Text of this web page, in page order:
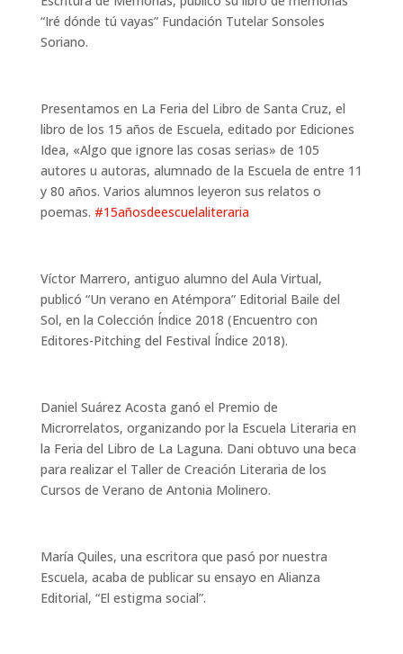
“Iré dónde tú vayas” Fundación Tutelar Sonsoles
Soriano.
Presentamos en La Feria del Libro de Santa Cruz, el
libro de los 15 años de Escuela, editado por Ediciones
Idea, «Algo que ignore las cosas serias» de 105
autores u autoras, alumnado de la Escuela de entre 11
y 80 años. Varios alumnos leyeron sus relatos o
poemas. #15añosdeescuelaliteraria
Víctor Marrero, antiguo alumno del Aula Virtual,
publicó “Un verano en Atémpora” Editorial Baile del
Sol, en la Colección Índice 2018 (Encuentro con
Editores-Pitching del Festival Índice 2018).
Daniel Suárez Acosta ganó el Premio de
Microrrelatos, organizando por la Escuela Literaria en
la Feria del Libro de La Laguna. Dani obtuvo una beca
para realizar el Taller de Creación Literaria de los
Cursos de Verano de Antonia Molinero.
María Quiles, una escritora que pasó por nuestra
Escuela, acaba de publicar su ensayo en Alianza
Editorial, “El estigma social”.